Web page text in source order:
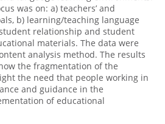
was on: a) teachers’ and
b) learning/teaching language
relationship and student
materials. The data were
analysis method. The results
the fragmentation of the
the need that people working in
and guidance in the
of educational